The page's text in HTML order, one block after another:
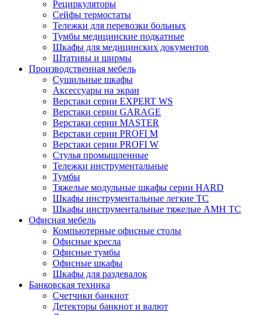
Рециркуляторы
Сейфы термостаты
Тележки для перевозки больных
Тумбы медицинские подкатные
Шкафы для медицинских документов
Штативы и ширмы
Производственная мебель
Cушильные шкафы
Аксессуары на экран
Верстаки серии EXPERT WS
Верстаки серии GARAGE
Верстаки серии MASTER
Верстаки серии PROFI M
Верстаки серии PROFI W
Стулья промышленные
Тележки инструментальные
Тумбы
Тяжелые модульные шкафы серии HARD
Шкафы инструментальные легкие ТС
Шкафы инструментальные тяжелые AMH TC
Офисная мебель
Компьютерные офисные столы
Офисные кресла
Офисные тумбы
Офисные шкафы
Шкафы для раздевалок
Банковская техника
Счетчики банкнот
Детекторы банкнот и валют